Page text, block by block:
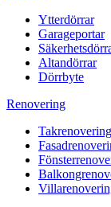
Ytterdörrar
Garageportar
Altandörrar
Dörrbyte
Renovering
Takrenovering